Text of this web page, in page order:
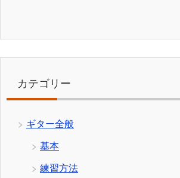
カテゴリー
ギター全般
基本
練習方法